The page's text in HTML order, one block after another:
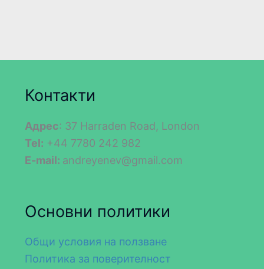
Контакти
Адрес: 37 Harraden Road, London
Tel: +44 7780 242 982
E-mail: andreyenev@gmail.com
Основни политики
Общи условия на ползване
Политика за поверителност